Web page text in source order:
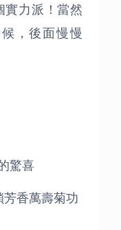
實力派！當然
，後面慢慢
驚喜
香萬壽菊功